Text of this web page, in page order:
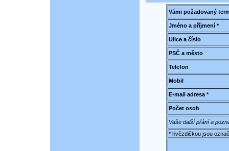
Vámi požadovaný
Jméno a příjmení *
Ulice a číslo
PSČ a město
Telefon
Mobil
E-mail adresa *
Počet osob
Vaše další přání a
* hvězdičkou jsou